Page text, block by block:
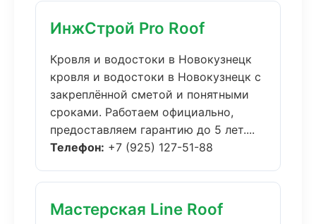
ИнжСтрой Pro Roof
Кровля и водостоки в Новокузнецк
кровля и водостоки в Новокузнецк с
закреплённой сметой и понятными
сроками. Работаем официально,
предоставляем гарантию до 5 лет....
Телефон: +7 (925) 127-51-88
Мастерская Line Roof